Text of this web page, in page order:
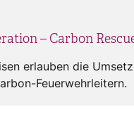
– Carbon
erlauben die
Feuerwehrleitern.